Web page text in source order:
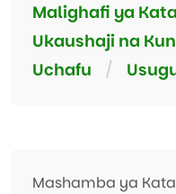
Malighafi ya
Ukaushaji na
Uchafu
/
Mashamba ya